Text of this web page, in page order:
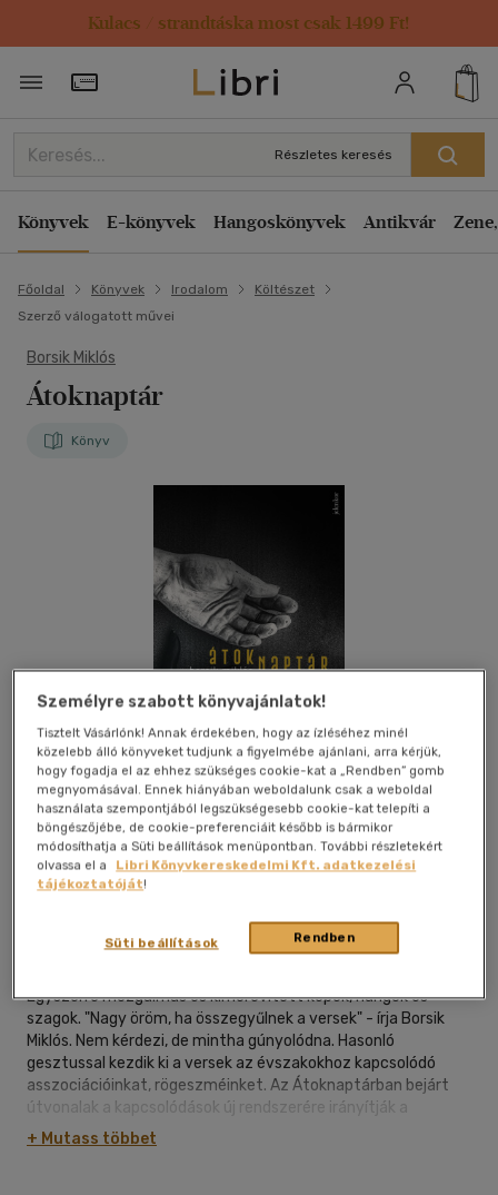
Kulacs / strandtáska most csak 1499 Ft!
Törzsvásárlói Kártya adatai
Részletes keresés
Könyvek E-könyvek Hangoskönyvek Antikvár
Főoldal Könyvek Irodalom
Költészet
Szerző válogatott művei
Borsik Miklós
Átoknaptár
Könyv
Kívánságlistához adom Megosztom
Jelenkor Kiadó|2020|magyar nyelvű|kartonált|
Egyszerre mozgalmas és kimerevített képek, hangok és
szagok. "Nagy öröm, ha összegyűlnek a versek" - írja Borsik
Miklós. Nem kérdezi, de mintha gúnyolódna. Hasonló
gesztussal kezdik ki a versek az évszakokhoz kapcsolódó
asszociációinkat, rögeszméinket. Az Átoknaptárban bejárt
útvonalak a kapcsolódások új rendszerére irányítják a
figyelmet. A tekintet folyamatosan leír és kiegészít. Kérdés,
hogy ezek a kompozíciók milyen egyensúlyokat
+ Mutass többet
Személyre szabott könyvajánlatok!
Tisztelt Vásárlónk! Annak érdekében, hogy az ízléséhez minél
közelebb álló könyveket tudjunk a figyelmébe ajánlani, arra kérjük,
hogy fogadja el az ehhez szükséges cookie-kat a „Rendben” gomb
megnyomásával. Ennek hiányában weboldalunk csak a weboldal
használata szempontjából legszükségesebb cookie-kat telepíti a
böngészőjébe, de cookie-preferenciáit később is bármikor
módosíthatja a Süti beállítások menüpontban. További részletekért
olvassa el a
Libri Könyvkereskedelmi Kft. adatkezelési
tájékoztatóját!
Rendben
Süti beállítások